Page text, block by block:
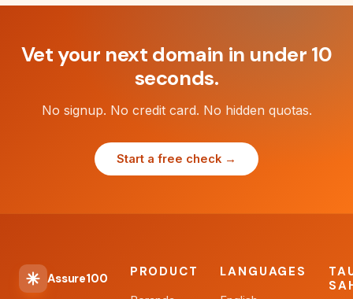
Vet your next domain in under 10
seconds.
No signup. No credit card. No hidden quotas.
Start a free check →
Assure100 PRODUCT LANGUAGES